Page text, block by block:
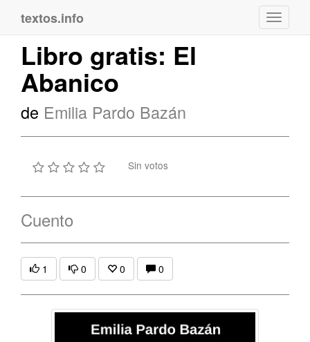
textos.info
Libro gratis: El
Abanico
de Emilia Pardo Bazán
Sin votos
Cuento
1 0 0 0